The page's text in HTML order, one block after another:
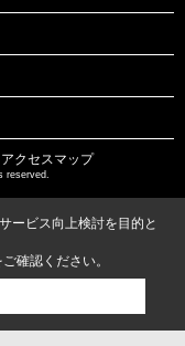
アクセスマップ
reserved.
ービス向上検討を目的と
ご確認ください。